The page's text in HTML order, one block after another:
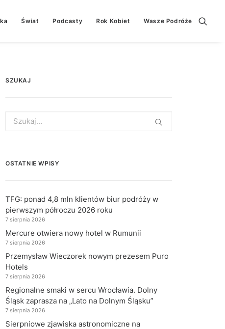
Świat Podcasty Rok Kobiet Wasze Podróże
SZUKAJ
for:
OSTATNIE WPISY
TFG: ponad 4,8 mln klientów biur podróży w
pierwszym półroczu 2026 roku
7 sierpnia 2026
Mercure otwiera nowy hotel w Rumunii
7 sierpnia 2026
Przemysław Wieczorek nowym prezesem Puro
Hotels
7 sierpnia 2026
Regionalne smaki w sercu Wrocławia. Dolny
Śląsk zaprasza na „Lato na Dolnym Śląsku”
7 sierpnia 2026
Sierpniowe zjawiska astronomiczne na